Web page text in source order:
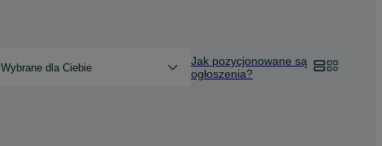
Wybrane dla Ciebie
Jak pozycjonowane są
ogłoszenia?